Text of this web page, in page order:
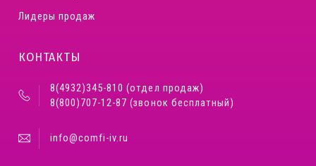
Лидеры продаж
КОНТАКТЫ
8(4932)345-810 (отдел продаж)
8(800)707-12-87 (звонок бесплатный)
info@comfi-iv.ru